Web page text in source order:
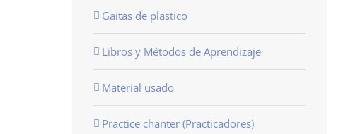
Gaitas de plastico
Libros y Métodos de Aprendizaje
Material usado
Practice chanter (Practicadores)